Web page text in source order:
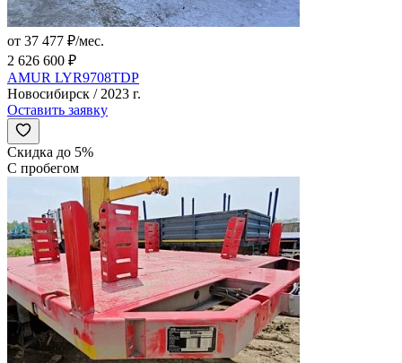
от 37 477 ₽/мес.
2 626 600 ₽
AMUR LYR9708TDP
Новосибирск / 2023 г.
Оставить заявку
Скидка до 5%
С пробегом